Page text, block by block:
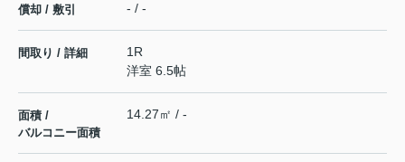
償却 / 敷引 - / -
間取り / 詳細
1R
洋室 6.5帖
面積 /
バルコニー面積
14.27㎡ / -